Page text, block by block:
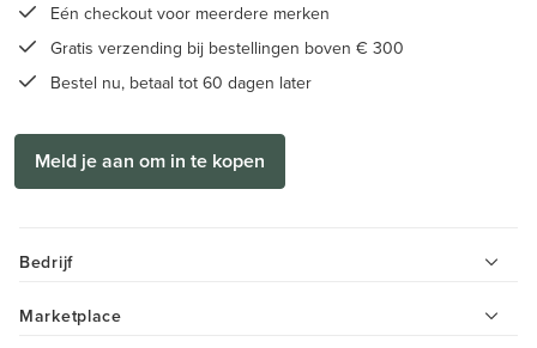
Eén checkout voor meerdere merken
Gratis verzending bij bestellingen boven € 300
Bestel nu, betaal tot 60 dagen later
Meld je aan om in te kopen
Bedrijf
Marketplace